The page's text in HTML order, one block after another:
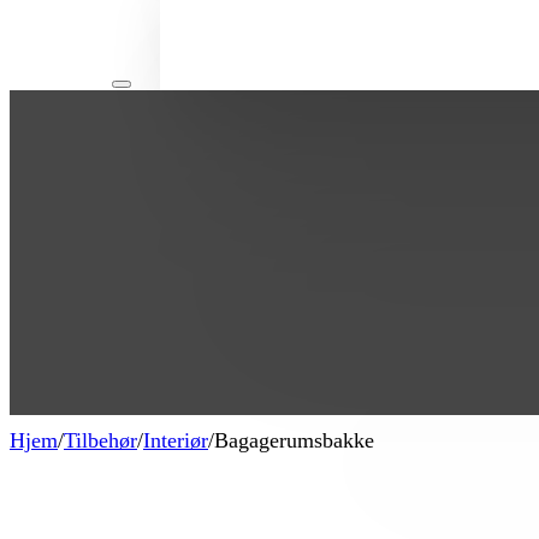
Hjem/Tilbehør/Interiør/Bagagerumsbakke